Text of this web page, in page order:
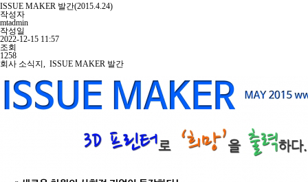
ISSUE MAKER 발간(2015.4.24)
작성자
mtadmin
작성일
2022-12-15 11:57
조회
1258
회사 소식지, ISSUE MAKER 발간